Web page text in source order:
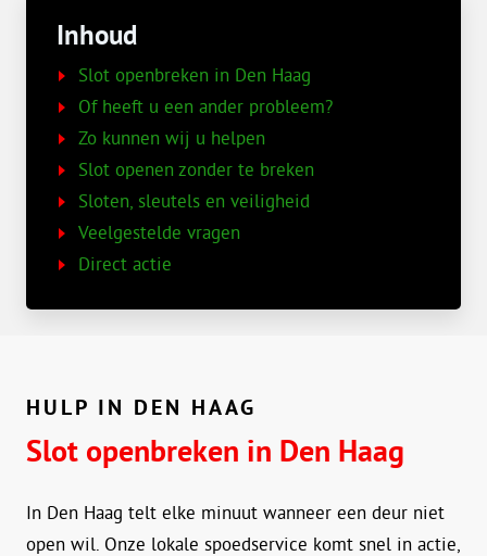
Inhoud
Slot openbreken in Den Haag
Of heeft u een ander probleem?
Zo kunnen wij u helpen
Slot openen zonder te breken
Sloten, sleutels en veiligheid
Veelgestelde vragen
Direct actie
HULP IN DEN HAAG
Slot openbreken in Den Haag
In Den Haag telt elke minuut wanneer een deur niet
open wil. Onze lokale spoedservice komt snel in actie,